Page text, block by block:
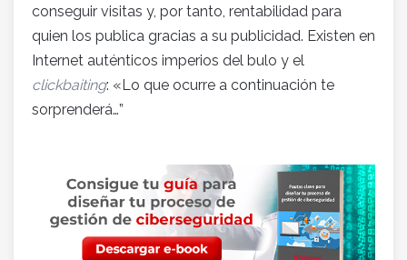
conseguir visitas y, por tanto, rentabilidad para
quien los publica gracias a su publicidad. Existen en
Internet auténticos imperios del bulo y el
clickbaiting: «Lo que ocurre a continuación te
sorprenderá…”